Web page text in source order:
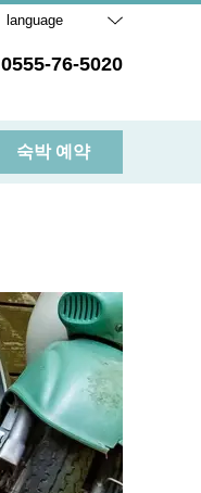
language
0555-76-5020
숙박 예약